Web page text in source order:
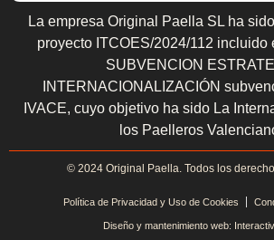
La empresa Original Paella SL ha
proyecto ITCOES/2024/112 incluido
SUBVENCION
INTERNACIONALIZACIÓN
IVACE, cuyo objetivo ha sido La
los Paelleros
© 2024 Original Paella. Todos los
Política de Privacidad y Uso de Cookies
Diseño y mantenimiento web: